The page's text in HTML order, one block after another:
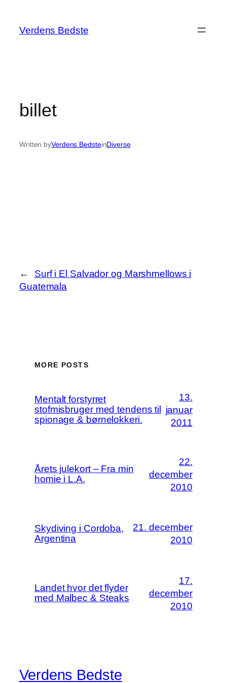
indhold
Verdens Bedste
billet
Written byVerdens BedsteinDiverse
←
Surf i El Salvador og Marshmellows i
Guatemala
MORE POSTS
Mentalt forstyrret
stofmisbruger med tendens til
spionage & børnelokkeri.
13.
januar
2011
Årets julekort – Fra min
homie i L.A.
22.
december
2010
Skydiving i Cordoba,
Argentina
21. december
2010
Landet hvor det flyder
med Malbec & Steaks
17.
december
2010
Verdens Bedste